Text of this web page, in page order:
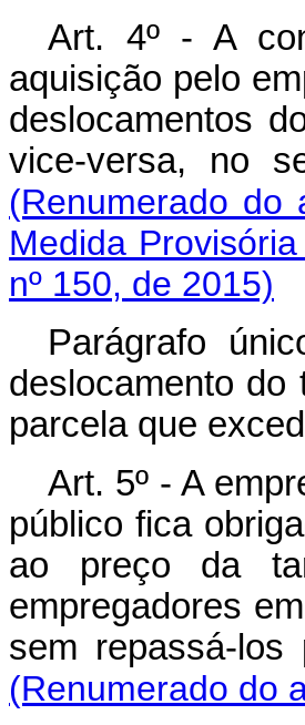
Art. 4º - A
aquisição pelo
deslocamentos
vice-versa, no
(Renumerado
Medida
nº 150, de 2015)
Parágrafo
deslocamento do
parcela que
Art. 5º - A
público fica
ao preço da
empregadores
sem
(Renumerado do